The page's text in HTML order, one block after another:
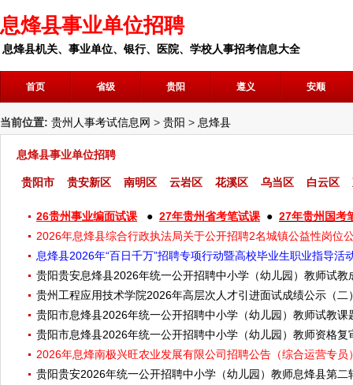
息烽县事业单位招聘
息烽县机关、事业单位、银行、医院、学校人事招考信息大全
首页 省级 贵阳 遵义 安顺
当前位置: 贵州人事考试信息网 > 贵阳 > 息烽县
息烽县事业单位招聘
贵阳市 贵安新区 南明区 云岩区 花溪区 乌当区 白云区
26贵州事业编面试课● 27年贵州省考笔试课● 27年贵州国考
2026年息烽县综合行政执法局关于公开招聘2名城镇公益性岗位
息烽县2026年“百日千万”招聘专项行动暨高校毕业生职业指导活
贵阳贵安息烽县2026年统一公开招聘中小学（幼儿园）教师试
贵州工程应用技术学院2026年高层次人才引进面试成绩公示（二
贵阳市息烽县2026年统一公开招聘中小学（幼儿园）教师试教课
贵阳市息烽县2026年统一公开招聘中小学（幼儿园）教师资格
2026年息烽南极兴旺农业发展有限公司招聘公告（综合运营专员
贵阳贵安2026年统一公开招聘中小学（幼儿园）教师息烽县第二